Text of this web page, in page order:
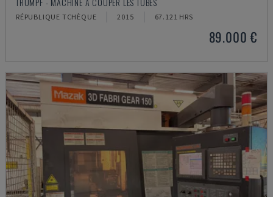
RÉPUBLIQUE TCHÈQUE 2015 67.121 HRS
89.000 €